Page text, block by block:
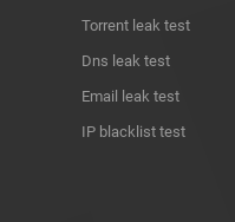
Torrent leak test
Dns leak test
Email leak test
IP blacklist test